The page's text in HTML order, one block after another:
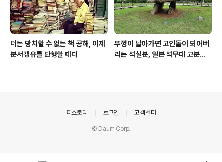
더는 방치할 수 없는 책 공해, 이제
분서갱유를 단행할 때다
뚜껑이 날아가면 고인돌이 되어버
리는 석실분, 일본 석무대 고분의
티스토리 로그인 고객센터
© Daum Corp.